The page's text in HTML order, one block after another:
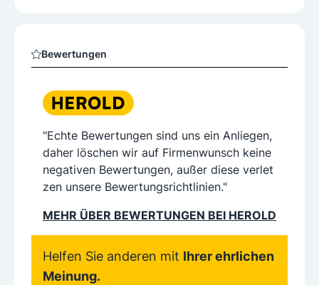
Bewertungen
"Echte Bewertungen sind uns ein Anliegen,
daher löschen wir auf Firmenwunsch keine
negativen Bewertungen, außer diese verlet
zen unsere Bewertungsrichtlinien."
MEHR ÜBER BEWERTUNGEN BEI HEROLD
Helfen Sie anderen mit Ihrer ehrlichen
Meinung.